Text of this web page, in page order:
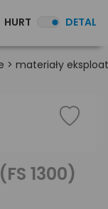
HURT DETAL
> materiały
1300)